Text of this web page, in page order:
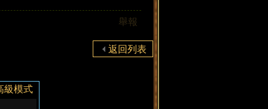
舉報
返回列表
級模式